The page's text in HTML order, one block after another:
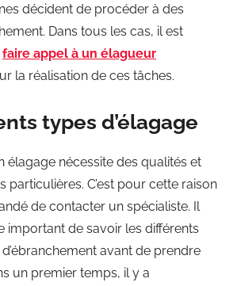
décident de procéder à des
Dans tous les cas, il est
faire appel à un élagueur
la réalisation de ces tâches.
types d’élagage
élagage nécessite des qualités et
particulières. C’est pour cette raison
de contacter un spécialiste. Il
important de savoir les différents
avant de prendre
un premier temps, il y a